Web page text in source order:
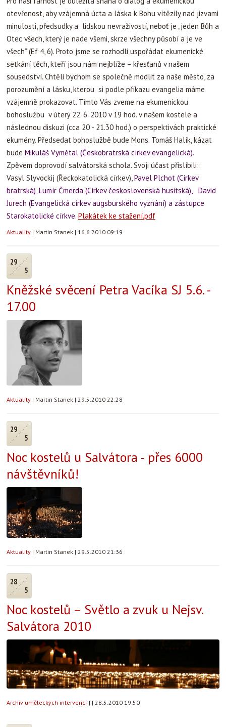
otevřenost, aby vzájemná úcta a láska k Bohu vítězily nad jizvami
minulosti, předsudky a lidskou nevraživostí, neboť je „jeden Bůh a
Otec všech, který je nade všemi, skrze všechny působí a je ve
všech“ (Ef 4, 6). Proto jsme se rozhodli uspořádat ekumenické
setkání těch, kteří jsou nám nejblíže – křesťanů v našem
sousedství. Chtěli bychom se společně modlit za naše město, za
porozumění a lásku, kterou si podle příkazu evangelia máme
vzájemně prokazovat. Tímto Vás zveme na ekumenickou
bohoslužbu v úterý 22. 6. 2010 v 19 hod. v našem kostele a
následnou diskuzi (cca 20 - 21.30 hod.) o perspektivách praktické
ekumény. Předsedat bohoslužbě bude Mons. Tomáš Halík, kázat
bude Mikuláš Vymětal (Českobratrská církev evangelická).
Zpěvem doprovodí salvátorská schola. Svoji účast přislíbili:
Vasyl Slyvockij (Řeckokatolická církev),Pavel Plchot (Církev
bratrská), Lumír Čmerda (Církev československá husitská), David
Jurech (Evangelická církev augsburského vyznání) a zástupce
Starokatolické církve. Plakátek ke stažení.pdf
Aktuality | Martin Stanek | 16.6.2010 09:19
29
5
Kněžské svěcení Petra Vacíka SJ 5.6. -
17.00
Aktuality | Martin Stanek | 29.5.2010 22:28
29
5
Noc kostelů u Salvátora - přes 6000
návštěvníků!
Aktuality | Martin Stanek | 29.5.2010 21:36
28
5
Noc kostelů – Světlo a zvuk u Nejsv.
Salvátora 2010
Archiv uměleckých intervencí | | 28.5.2010 19:50